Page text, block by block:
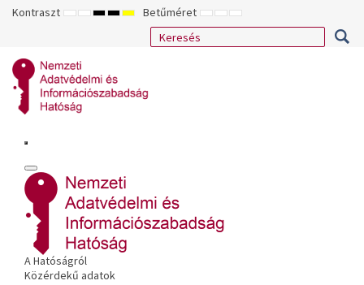
Kontraszt ALAPÉRTELMEZETT
ÉJSZAKAI
NAGY
KONTRASZTÚ
NAGY
KONTRASZTÚ
NAGY
KONTRASZTÚ
SÁRGA
FEKETE
Betűméret KISEBB
BETŰTÍPUS
ALAPÉRTELMEZETT
BETŰMÉRET
NAGYOBB
BETŰMÉRET
A Hatóságról
Közérdekű adatok